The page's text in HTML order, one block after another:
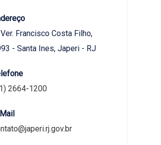
Ver. Francisco Costa Filho,
- Santa Ines, Japeri - RJ
2664-1200